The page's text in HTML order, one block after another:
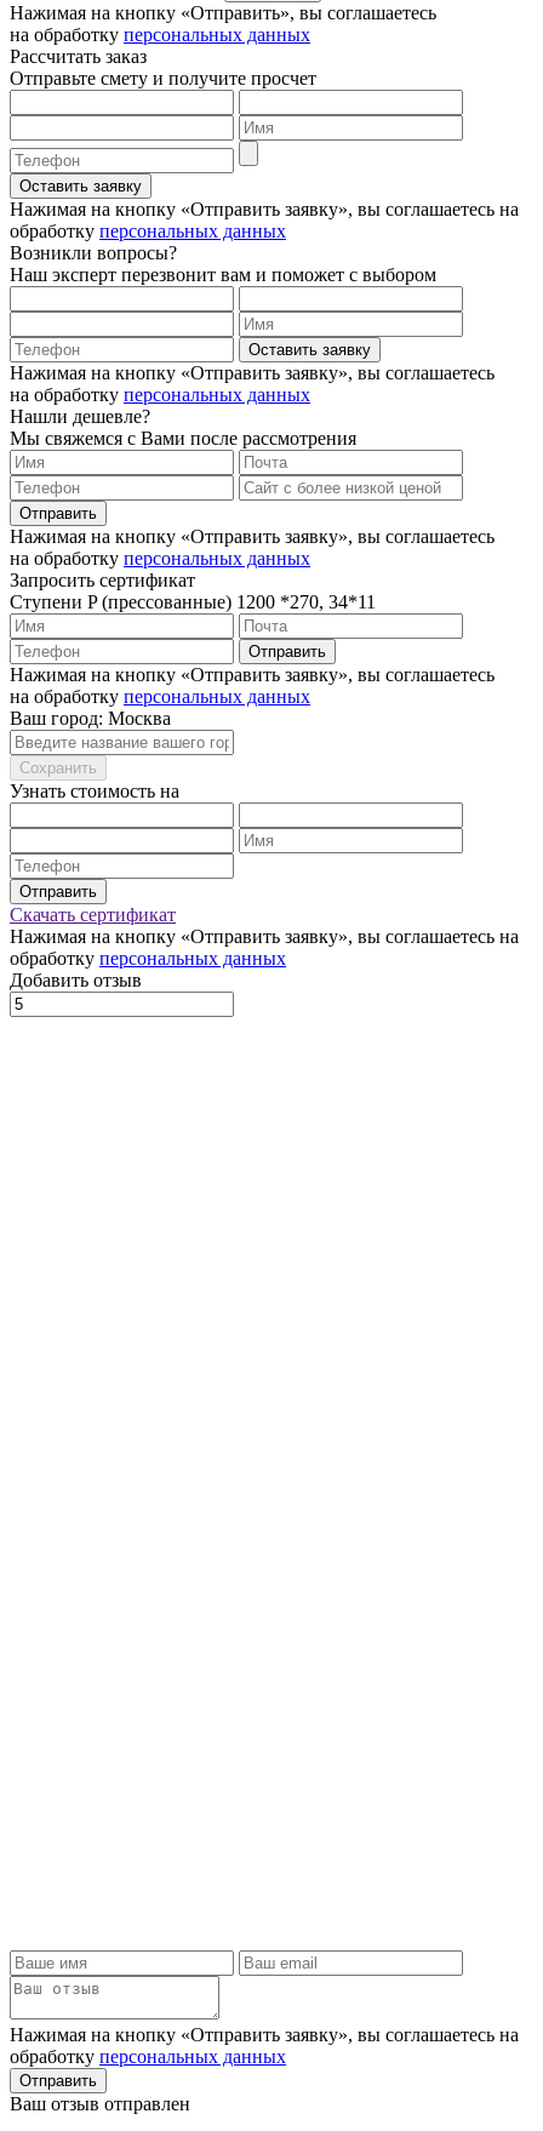
Нажимая на кнопку «Отправить», вы соглашаетесь
на обработку персональных данных
Рассчитать заказ
Отправьте смету и получите просчет
Оставить заявку
Нажимая на кнопку «Отправить заявку», вы соглашаетесь на
обработку персональных данных
Возникли вопросы?
Наш эксперт перезвонит вам и поможет с выбором
Оставить заявку
Нажимая на кнопку «Отправить заявку», вы соглашаетесь
на обработку персональных данных
Нашли дешевле?
Мы свяжемся с Вами после рассмотрения
Отправить
Нажимая на кнопку «Отправить заявку», вы соглашаетесь
на обработку персональных данных
Запросить сертификат
Ступени P (прессованные) 1200 *270, 34*11
Отправить
Нажимая на кнопку «Отправить заявку», вы соглашаетесь
на обработку персональных данных
Ваш город: Москва
Сохранить
Узнать стоимость на
Отправить
Скачать сертификат
Нажимая на кнопку «Отправить заявку», вы соглашаетесь на
обработку персональных данных
Добавить отзыв
Нажимая на кнопку «Отправить заявку», вы соглашаетесь на
обработку персональных данных
Отправить
Ваш отзыв отправлен